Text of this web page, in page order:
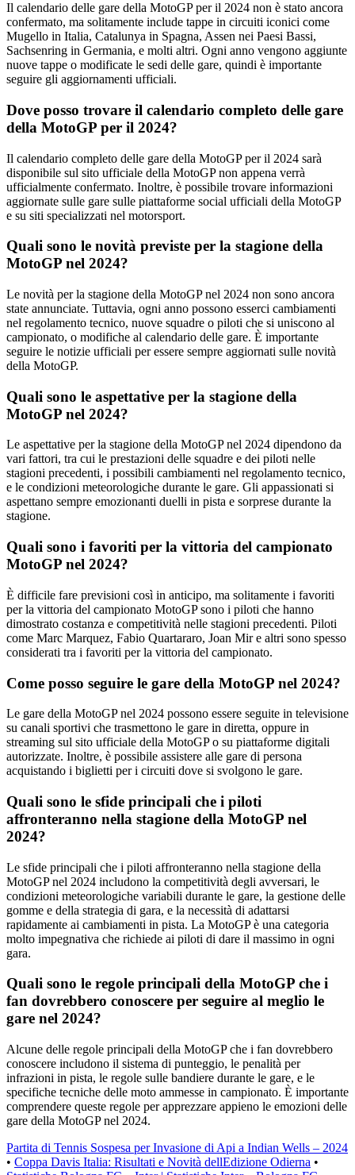
Il calendario delle gare della MotoGP per il 2024 non è stato ancora
confermato, ma solitamente include tappe in circuiti iconici come
Mugello in Italia, Catalunya in Spagna, Assen nei Paesi Bassi,
Sachsenring in Germania, e molti altri. Ogni anno vengono aggiunte
nuove tappe o modificate le sedi delle gare, quindi è importante
seguire gli aggiornamenti ufficiali.
Dove posso trovare il calendario completo delle gare
della MotoGP per il 2024?
Il calendario completo delle gare della MotoGP per il 2024 sarà
disponibile sul sito ufficiale della MotoGP non appena verrà
ufficialmente confermato. Inoltre, è possibile trovare informazioni
aggiornate sulle gare sulle piattaforme social ufficiali della MotoGP
e su siti specializzati nel motorsport.
Quali sono le novità previste per la stagione della
MotoGP nel 2024?
Le novità per la stagione della MotoGP nel 2024 non sono ancora
state annunciate. Tuttavia, ogni anno possono esserci cambiamenti
nel regolamento tecnico, nuove squadre o piloti che si uniscono al
campionato, o modifiche al calendario delle gare. È importante
seguire le notizie ufficiali per essere sempre aggiornati sulle novità
della MotoGP.
Quali sono le aspettative per la stagione della
MotoGP nel 2024?
Le aspettative per la stagione della MotoGP nel 2024 dipendono da
vari fattori, tra cui le prestazioni delle squadre e dei piloti nelle
stagioni precedenti, i possibili cambiamenti nel regolamento tecnico,
e le condizioni meteorologiche durante le gare. Gli appassionati si
aspettano sempre emozionanti duelli in pista e sorprese durante la
stagione.
Quali sono i favoriti per la vittoria del campionato
MotoGP nel 2024?
È difficile fare previsioni così in anticipo, ma solitamente i favoriti
per la vittoria del campionato MotoGP sono i piloti che hanno
dimostrato costanza e competitività nelle stagioni precedenti. Piloti
come Marc Marquez, Fabio Quartararo, Joan Mir e altri sono spesso
considerati tra i favoriti per la vittoria del campionato.
Come posso seguire le gare della MotoGP nel 2024?
Le gare della MotoGP nel 2024 possono essere seguite in televisione
su canali sportivi che trasmettono le gare in diretta, oppure in
streaming sul sito ufficiale della MotoGP o su piattaforme digitali
autorizzate. Inoltre, è possibile assistere alle gare di persona
acquistando i biglietti per i circuiti dove si svolgono le gare.
Quali sono le sfide principali che i piloti
affronteranno nella stagione della MotoGP nel
2024?
Le sfide principali che i piloti affronteranno nella stagione della
MotoGP nel 2024 includono la competitività degli avversari, le
condizioni meteorologiche variabili durante le gare, la gestione delle
gomme e della strategia di gara, e la necessità di adattarsi
rapidamente ai cambiamenti in pista. La MotoGP è una categoria
molto impegnativa che richiede ai piloti di dare il massimo in ogni
gara.
Quali sono le regole principali della MotoGP che i
fan dovrebbero conoscere per seguire al meglio le
gare nel 2024?
Alcune delle regole principali della MotoGP che i fan dovrebbero
conoscere includono il sistema di punteggio, le penalità per
infrazioni in pista, le regole sulle bandiere durante le gare, e le
specifiche tecniche delle moto ammesse in campionato. È importante
comprendere queste regole per apprezzare appieno le emozioni delle
gare della MotoGP nel 2024.
Partita di Tennis Sospesa per Invasione di Api a Indian Wells – 2024
• Coppa Davis Italia: Risultati e Novità dellEdizione Odierna •